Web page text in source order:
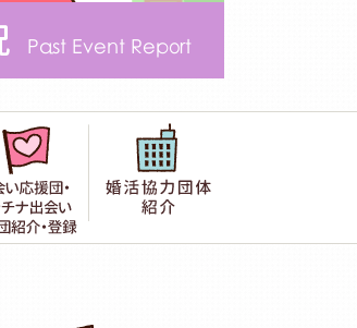
Past Event Report
出会い応援団紹介・登録